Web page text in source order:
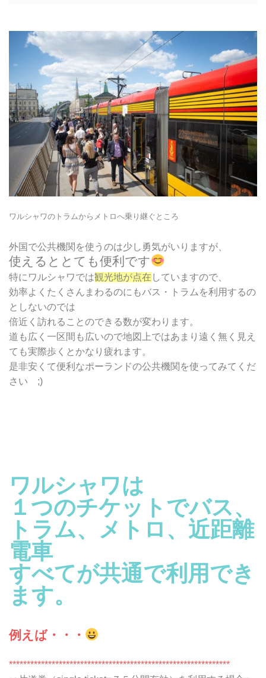
ワルシャワのトラムからメトロへ乗り継ぐところ
外国で公共機関を使うのは少し勇気がいりますが、
使えるととても便利です
特にワルシャワでは観光地が点在 していますので、
効率よくたくさんまわるのにもバス・トラムを利用するの
としないのでは
倍近く訪れることのできる数が変わります。
道も広く一区間も広いので地図上ではあまり遠く無く見え
ても実際歩くとかなり疲れます。
是非安くて便利なポーランドの公共機関を使ってみてくだ
さい ;)
ワルシャワは
１つのチケットでバス、
トラム、メトロ、近距離
電車
すべてが共通で利用でき
ます。
例えば・・・
**************************************************************